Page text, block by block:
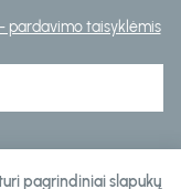
pardavimo taisyklėmis
pagrindiniai slapukų